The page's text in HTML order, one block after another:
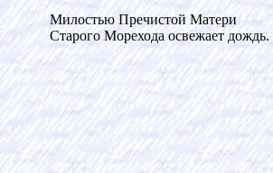
Милостью Пречистой Матери
Старого Морехода освежает дождь.